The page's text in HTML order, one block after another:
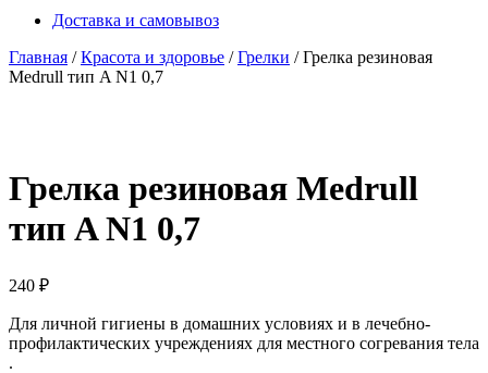
Доставка и самовывоз
Главная /Красота и здоровье /Грелки / Грелка резиновая
Medrull тип A N1 0,7
Грелка резиновая Medrull
тип A N1 0,7
240 ₽
Для личной гигиены в домашних условиях и в лечебно-
профилактических учреждениях для местного согревания тела
.